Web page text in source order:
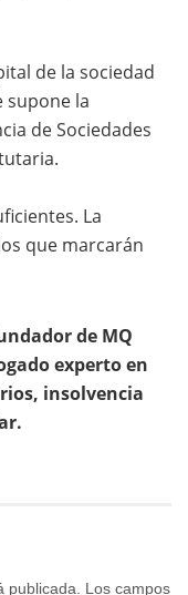
de la sociedad
supone la
de Sociedades
La
que marcarán
de MQ
experto en
insolvencia
publicada. Los campos